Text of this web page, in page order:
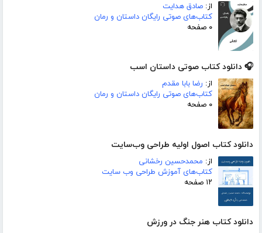
از: صادق هدایت
کتاب‌های صوتی رایگان داستان و رمان
۰ صفحه
🎧 دانلود کتاب صوتی داستان اسب
از: رضا بابا مقدم
کتاب‌های صوتی رایگان داستان و رمان
۰ صفحه
دانلود کتاب اصول اولیه طراحی وب‌سایت
از: محمد‌حسین رخشانی
کتاب‌های آموزش طراحی وب سایت
۱۲ صفحه
دانلود کتاب هنر جنگ در ورزش